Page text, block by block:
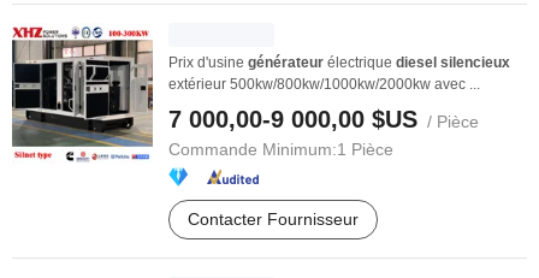
Prix d'usine générateur électrique diesel silencieux
extérieur 500kw/800kw/1000kw/2000kw avec ...
7 000,00-9 000,00 $US / Pièce
Commande Minimum:1 Pièce
Contacter Fournisseur